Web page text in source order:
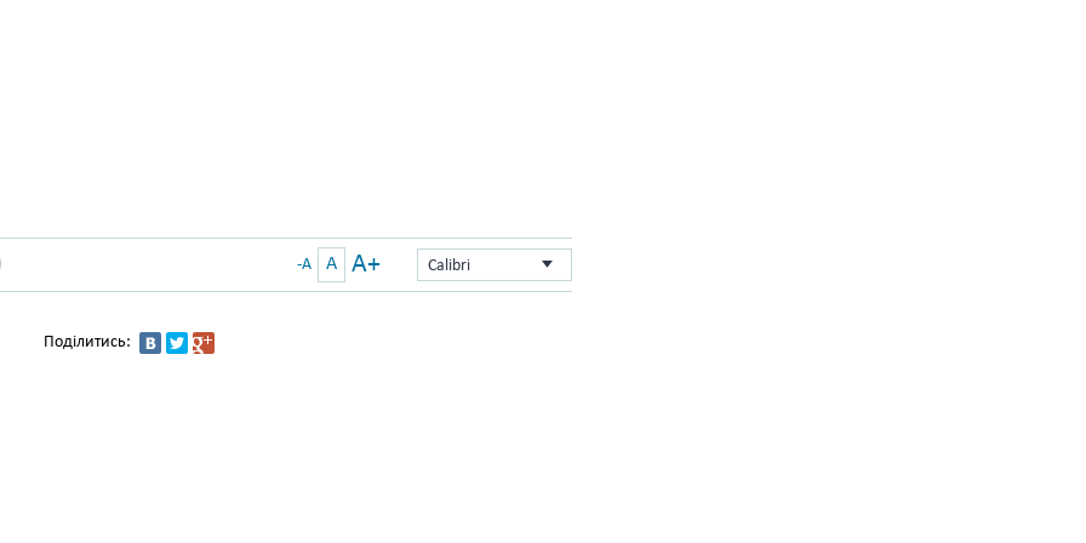
Calibri
-A A A+
Поділитись: